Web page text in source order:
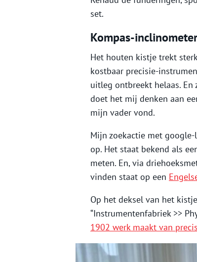
set.
Kompas-inclinometer
Het houten kistje trekt
kostbaar precisie-
uitleg ontbreekt helaas.
doet het mij denken aan
mijn vader vond.
Mijn zoekactie met
op. Het staat bekend als
meten. En, via
vinden staat op een
Op het deksel van het
“Instrumentenfabriek >>
1902 werk maakt van